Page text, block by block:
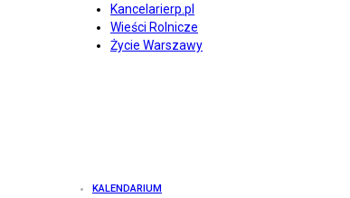
Kancelarierp.pl
Wieści Rolnicze
Życie Warszawy
KALENDARIUM